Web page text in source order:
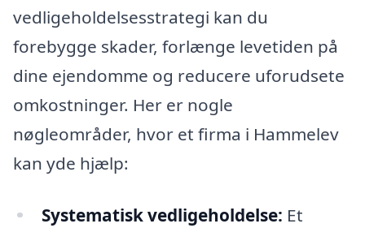
vedligeholdelsesstrategi kan du
forebygge skader, forlænge levetiden på
dine ejendomme og reducere uforudsete
omkostninger. Her er nogle
nøgleområder, hvor et firma i Hammelev
kan yde hjælp:
Systematisk vedligeholdelse: Et